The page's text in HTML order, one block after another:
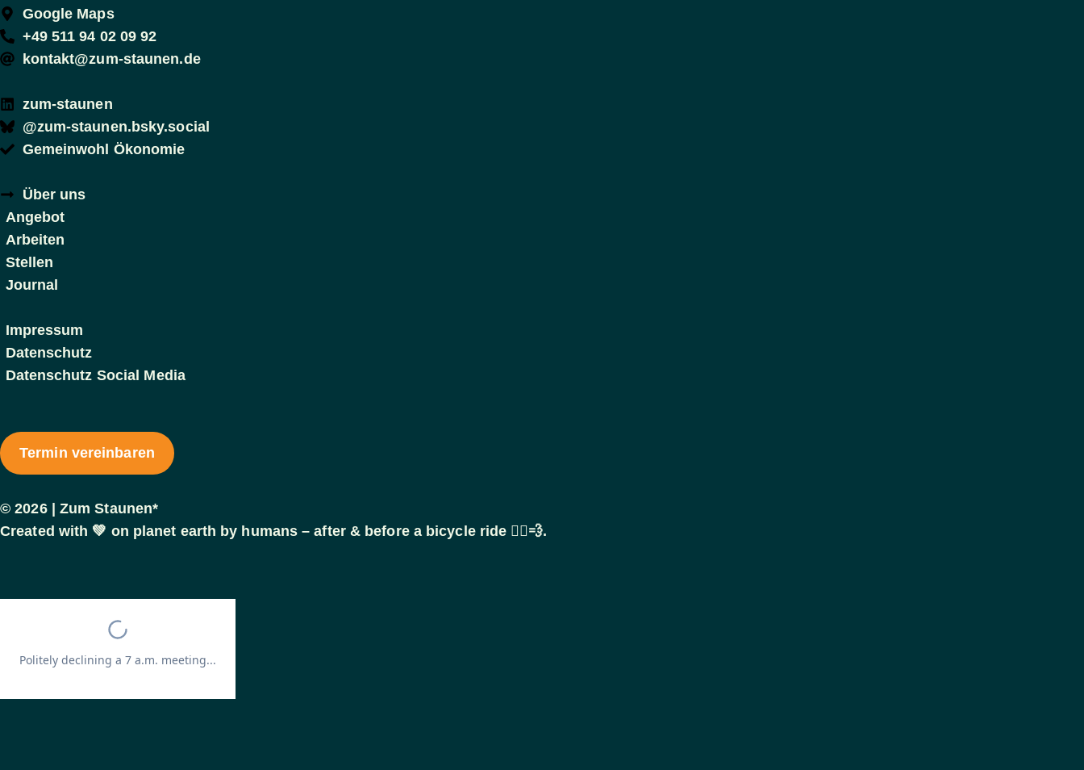
Google Maps
+49 511 94 02 09 92
kontakt@zum-staunen.de
zum-staunen
@zum-staunen.bsky.social
Gemeinwohl Ökonomie
Über uns
Angebot
Arbeiten
Stellen
Journal
Impressum
Datenschutz
Datenschutz Social Media
Termin vereinbaren
© 2026 | Zum Staunen*
Created with 💚 on planet earth by humans – after & before a bicycle ride 🚴‍♂️💨.